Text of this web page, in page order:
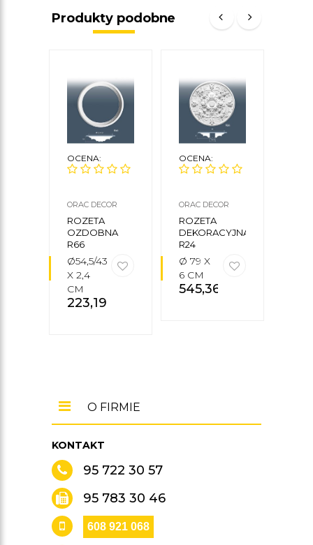
Produkty podobne
OCENA:
ORAC DECOR
ROZETA
OZDOBNA
R66
Ø54,5/43
X 2,4
CM
223,19
OCENA:
ORAC DECOR
ROZETA
DEKORACYJNA
R24
Ø 79 X
6 CM
545,36
KONTAKT
95 722 30 57
95 783 30 46
608 921 068
O FIRMIE